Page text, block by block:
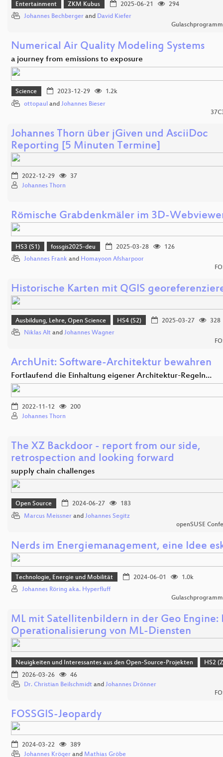
Entertainment ZKM Kubus 2025-06-21
294
Johannes Bechberger and David Kiefer
Numerical Air Quality Modeling Systems
a journey from emissions to exposure
Science 2023-12-29
1.2k
ottopaul and Johannes Bieser
Johannes Thorn über jGiven und AsciiDoc
Reporting [5 Minuten Termine]
2022-12-29
37
Johannes Thorn
Römische Grabdenkmäler im 3D-
HS3 (S1) fossgis2025-deu 2025-03-28
126
Johannes Frank and Homayoon Afsharpoor
Historische Karten mit QGIS
Ausbildung, Lehre, Open Science HS4 (S2) 2025-03-27
328
Niklas Alt and Johannes Wagner
ArchUnit: Software-Architektur bewahren
Fortlaufend die Einhaltung eigener Architektur-Regeln…
2022-11-12
200
Johannes Thorn
The XZ Backdoor - report from our side,
retrospection and looking forward
supply chain challenges
Open Source 2024-06-27
183
Marcus Meissner and Johannes Segitz
openSUSE
Nerds im Energiemanagement, eine Idee
Technologie, Energie und Mobilität 2024-06-01
1.0k
Johannes Röring aka. Hyperfluff
ML mit Satellitenbildern in der Geo Engine:
Operationalisierung von ML-Diensten
Neuigkeiten und Interessantes aus den Open-Source-Projekten
HS2
2026-03-26
46
Dr. Christian Beilschmidt and Johannes Drönner
FOSSGIS-Jeopardy
2024-03-22
389
Johannes Kröger and Mathias Gröbe